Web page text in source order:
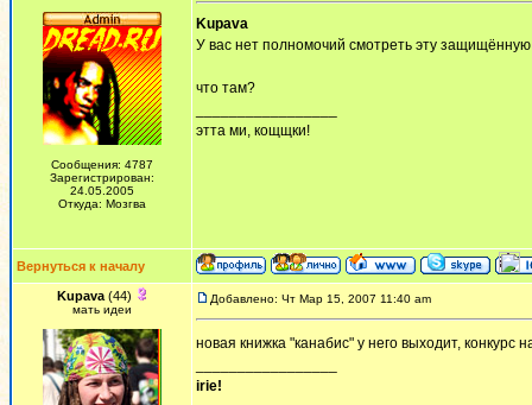
Сообщения: 4787
Зарегистрирован:
24.05.2005
Откуда: Мозгва
Kupava
У вас нет полномочий смотреть эту защищённую
что там?
этта ми, кощщки!
Вернуться к началу
Kupava(44)
мать идеи
Добавлено: Чт Мар 15, 2007 11:40 am
новая книжка "канабис" у него выходит, конкурс
irie!